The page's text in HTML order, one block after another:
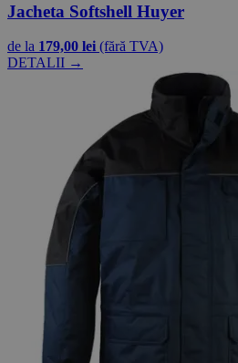
Jacheta Softshell Huyer
de la 179,00 lei (fără TVA)
DETALII →